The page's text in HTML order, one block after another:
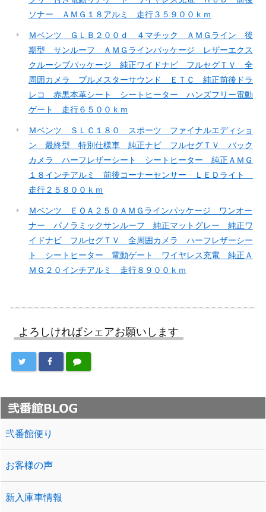
ソナー ＡＭＧ１８アルミ 走行３５９００ｋｍ
Ｍベンツ ＧＬＢ２００ｄ ４マチック ＡＭＧライン 後
期型 サンルーフ ＡＭＧラインパッケージ レザーエクス
クルーシブパッケージ 純正ワイドナビ フルセグＴＶ 全
周囲カメラ ブルメスターサウンド ＥＴＣ 純正前後ドラ
レコ 赤黒本革シート シートヒーター ハンズフリー電動
ゲート 走行６５００ｋｍ
Ｍベンツ ＳＬＣ１８０ スポーツ ファイナルエディショ
ン 最終型 特別仕様車 純正ナビ フルセグＴＶ バック
カメラ ハーフレザーシート シートヒーター 純正ＡＭＧ
１８インチアルミ 前後コーナーセンサー ＬＥＤライト
走行２５８００ｋｍ
Ｍベンツ ＥＱＡ２５０ＡＭＧラインパッケージ ワンオー
ナー パノラミックサンルーフ 純正マットグレー 純正ワ
イドナビ フルセグＴＶ 全周囲カメラ ハーフレザーシー
ト シートヒーター 電動ゲート ワイヤレス充電 純正Ａ
ＭＧ２０インチアルミ 走行８９００ｋｍ
よろしければシェアお願いします
弐番館便り
お客様の声
新入庫車情報